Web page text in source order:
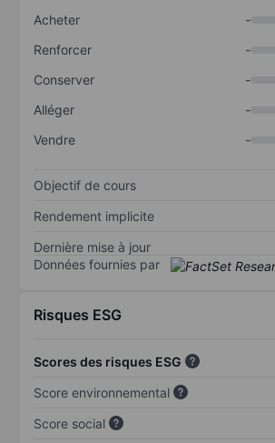
Acheter
-
Renforcer
-
Conserver
-
Alléger
-
Vendre
-
Objectif de cours
Rendement implicite
Dernière mise à jour
Données fournies par
Risques ESG
Scores des risques ESG
Score environnemental
Score social